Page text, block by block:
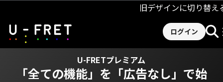
旧デザインに切り替え
ログイン
U-FRETプレミアム
「全ての機能」を 「広告なし」で始